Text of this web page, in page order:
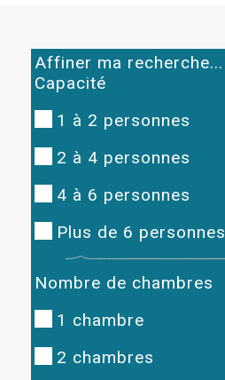
Affiner ma recherche...
Capacité
1 à 2 personnes
2 à 4 personnes
4 à 6 personnes
Plus de 6 personnes
Nombre de chambres
1 chambre
2 chambres